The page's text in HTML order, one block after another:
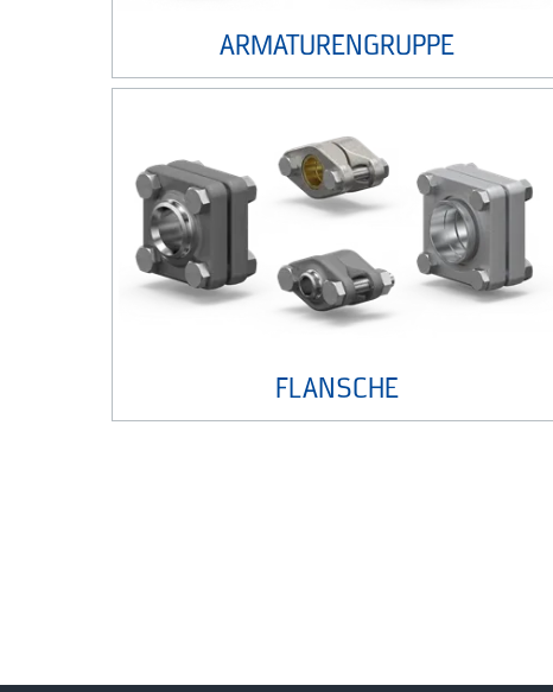
ARMATURENGRUPPE
FLANSCHE